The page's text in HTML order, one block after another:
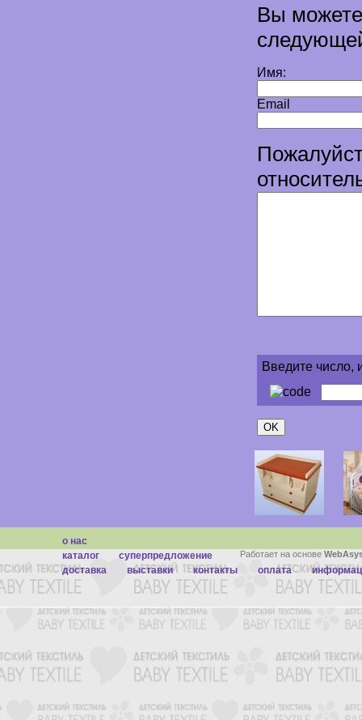
Вы
Имя:
Email
Введите число,
о нас
каталог
суперпредложение
доставка
выставки контакты оплата
Работает на основе